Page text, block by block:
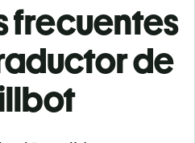
frecuentes
de